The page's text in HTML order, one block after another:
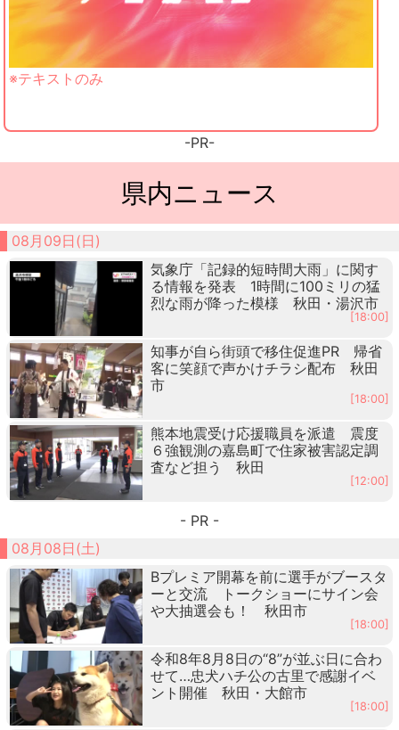
※テキストのみ
-PR-
県内ニュース
08月09日(日)
気象庁「記録的短時間大雨」に関す
る情報を発表 1時間に100ミリの猛
烈な雨が降った模様 秋田・湯沢市
[18:00]
知事が自ら街頭で移住促進PR 帰省
客に笑顔で声かけチラシ配布 秋田
市
[18:00]
熊本地震受け応援職員を派遣 震度
６強観測の嘉島町で住家被害認定調
査など担う 秋田
[12:00]
- PR -
08月08日(土)
Bプレミア開幕を前に選手がブースタ
ーと交流 トークショーにサイン会
や大抽選会も！ 秋田市
[18:00]
令和8年8月8日の“8”が並ぶ日に合わ
せて…忠犬ハチ公の古里で感謝イベ
ント開催 秋田・大館市
[18:00]